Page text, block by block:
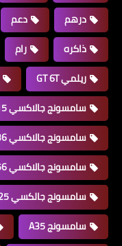
درهم
دعم
ذاكره
رام
ريلمي GT 6T
سامسونج جالاكسي A15
سامسونج جالاكسي A36
سامسونج جالاكسي A56
سامسونج جالكسي S25
سامسونج A35